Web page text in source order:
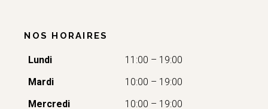
NOS HORAIRES
Lundi
11:00 – 19:00
Mardi
10:00 – 19:00
Mercredi
10:00 – 19:00